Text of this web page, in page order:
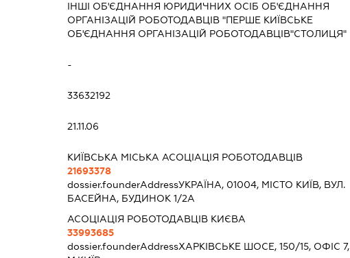
ІНШІ ОБ'ЄДНАННЯ ЮРИДИЧНИХ ОСІБ ОБ'ЄДНАННЯ
ОРГАНІЗАЦІЙ РОБОТОДАВЦІВ "ПЕРШЕ КИЇВСЬКЕ
ОБ'ЄДНАННЯ ОРГАНІЗАЦІЙ РОБОТОДАВЦІВ"СТОЛИЦЯ"
-
33632192
21.11.06
КИЇВСЬКА МІСЬКА АСОЦІАЦІЯ РОБОТОДАВЦІВ
21693378
dossier.founderAddressУКРАЇНА, 01004, МІСТО КИЇВ, ВУЛ.
БАСЕЙНА, БУДИНОК 1/2А
АСОЦІАЦІЯ РОБОТОДАВЦІВ КИЄВА
33993685
dossier.founderAddressХАРКІВСЬКЕ ШОСЕ, 150/15, ОФІС 7,